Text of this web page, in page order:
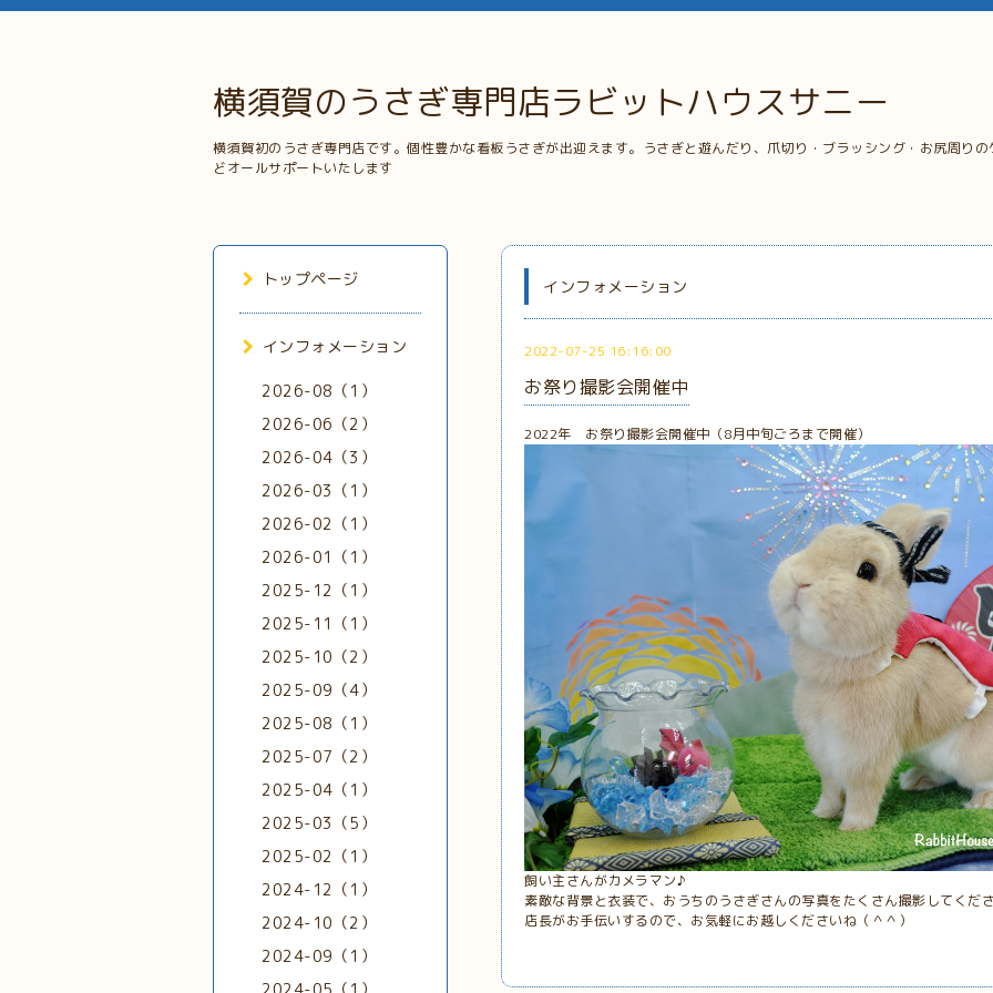
横須賀のうさぎ専門店ラビットハウスサニー
横須賀初のうさぎ専門店です。個性豊かな看板うさぎが出迎えます。うさぎと遊んだり、爪切り・ブラッシング・お尻周り
どオールサポートいたします
インフォメーション
2022-07-25 16:16:00
お祭り撮影会開催中
2022年 お祭り撮影会開催中（8月中旬ごろまで開催）
飼い主さんがカメラマン♪
素敵な背景と衣装で、おうちのうさぎさんの写真をたくさん撮影してくだ
店長がお手伝いするので、お気軽にお越しくださいね（＾＾）
トップページ
インフォメーション
2026-08（1）
2026-06（2）
2026-04（3）
2026-03（1）
2026-02（1）
2026-01（1）
2025-12（1）
2025-11（1）
2025-10（2）
2025-09（4）
2025-08（1）
2025-07（2）
2025-04（1）
2025-03（5）
2025-02（1）
2024-12（1）
2024-10（2）
2024-09（1）